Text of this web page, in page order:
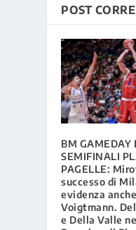
POST
BM GAMEDAY
SEMIFINALI
PAGELLE:
successo di
evidenza
Voigtmann.
e Della Valle